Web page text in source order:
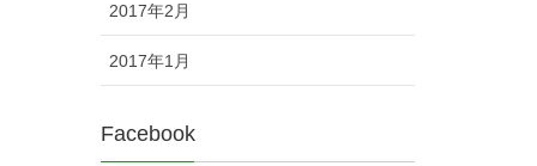
2017年2月
2017年1月
Facebook